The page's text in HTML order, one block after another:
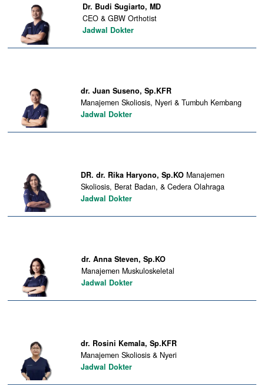
Dr. Budi Sugiarto, MD
CEO & GBW Orthotist
Jadwal Dokter
dr. Juan Suseno, Sp.KFR
Manajemen Skoliosis, Nyeri & Tumbuh Kembang
Jadwal Dokter
DR. dr. Rika Haryono, Sp.KO Manajemen
Skoliosis, Berat Badan, & Cedera Olahraga
Jadwal Dokter
dr. Anna Steven, Sp.KO
Manajemen Muskuloskeletal
Jadwal Dokter
dr. Rosini Kemala, Sp.KFR
Manajemen Skoliosis & Nyeri
Jadwal Dokter